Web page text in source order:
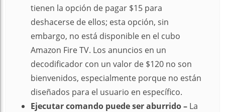
tienen la opción de pagar $15 para
deshacerse de ellos; esta opción, sin
embargo, no está disponible en el cubo
Amazon Fire TV. Los anuncios en un
decodificador con un valor de $120 no son
bienvenidos, especialmente porque no están
diseñados para el usuario en específico.
Ejecutar comando puede ser aburrido – La